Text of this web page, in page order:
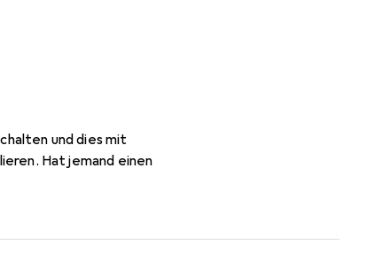
und dies mit
Hat jemand einen